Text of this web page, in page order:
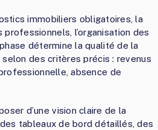
immobiliers obligatoires, la
l’organisation des
détermine la qualité de la
des critères précis : revenus
absence de
d’une vision claire de la
tableaux de bord détaillés, des